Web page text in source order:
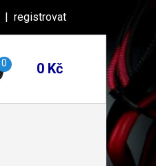
| registrovat
0 0 Kč